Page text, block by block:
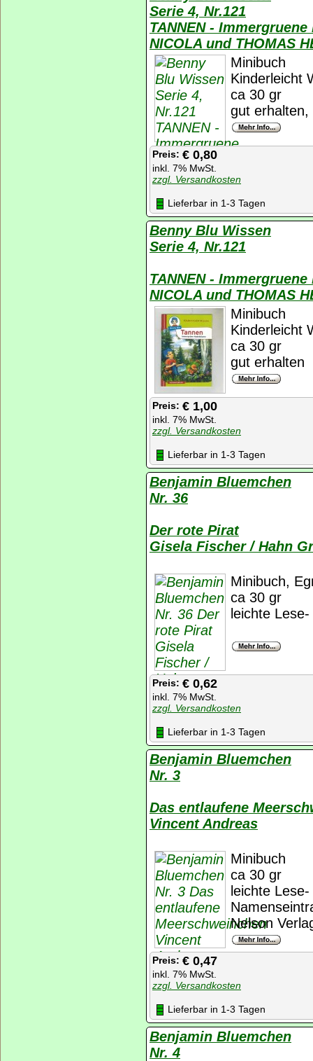
Serie 4, Nr.121
TANNEN - Immergruene
NICOLA und THOMAS
Minibuch
Kinderleicht
ca 30 gr
gut erhalten,
Preis: € 0,80
inkl. 7% MwSt.
zzgl. Versandkosten
Lieferbar in 1-3 Tagen
Benny Blu Wissen
Serie 4, Nr.121
TANNEN - Immergruene
NICOLA und THOMAS
Minibuch
Kinderleicht
ca 30 gr
gut erhalten
Preis: € 1,00
inkl. 7% MwSt.
zzgl. Versandkosten
Lieferbar in 1-3 Tagen
Benjamin Bluemchen
Nr. 36
Der rote Pirat
Gisela Fischer / Hahn
Minibuch,
ca 30 gr
leichte
Preis: € 0,62
inkl. 7% MwSt.
zzgl. Versandkosten
Lieferbar in 1-3 Tagen
Benjamin Bluemchen
Nr. 3
Das entlaufene
Vincent Andreas
Minibuch
ca 30 gr
leichte
Nelson
Preis: € 0,47
inkl. 7% MwSt.
zzgl. Versandkosten
Lieferbar in 1-3 Tagen
Benjamin Bluemchen
Nr. 4